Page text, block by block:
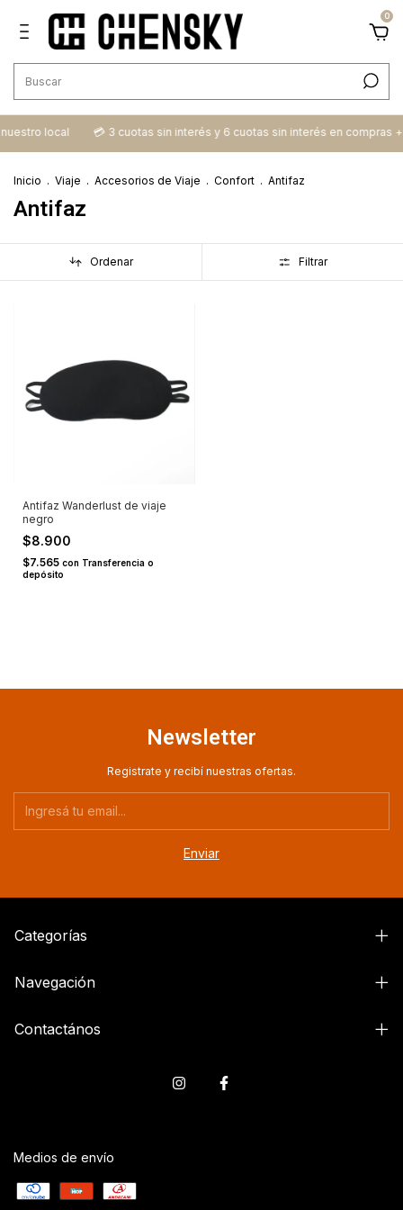
0
local 💳​ 3 cuotas sin interés y 6 cuotas sin interés en compras
Inicio . Viaje . Accesorios de Viaje . Confort . Antifaz
Antifaz
Ordenar Filtrar
Antifaz Wanderlust de viaje
negro
$8.900
$7.565 con Transferencia o
depósito
Newsletter
Registrate y recibí nuestras ofertas.
Categorías
Navegación
Contactános
Medios de envío